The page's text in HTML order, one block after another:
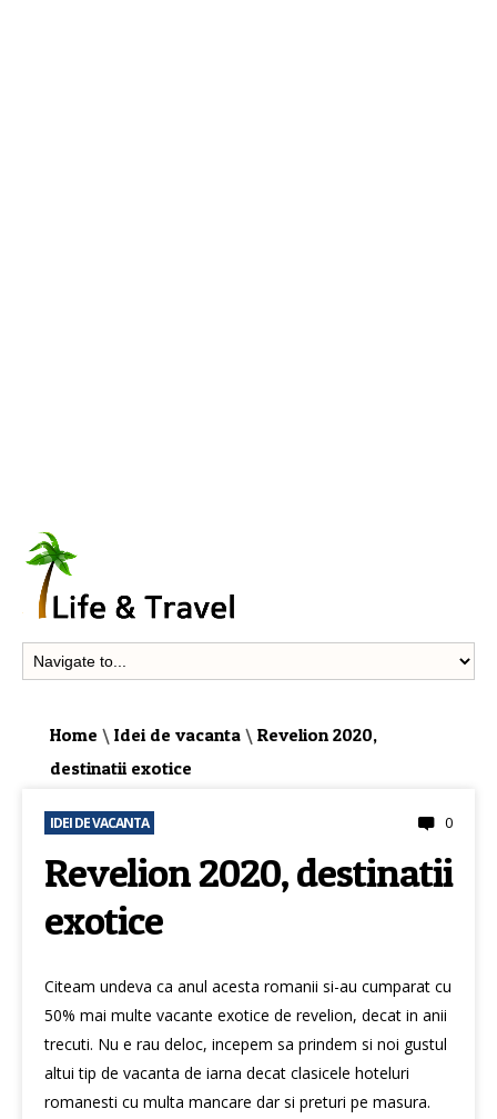
Home \ Idei de vacanta \ Revelion 2020,
destinatii exotice
IDEI DE VACANTA 0
Revelion 2020, destinatii
exotice
Citeam undeva ca anul acesta romanii si-au cumparat cu
50% mai multe vacante exotice de revelion, decat in anii
trecuti. Nu e rau deloc, incepem sa prindem si noi gustul
altui tip de vacanta de iarna decat clasicele hoteluri
romanesti cu multa mancare dar si preturi pe masura.